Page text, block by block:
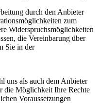
durch den Anbieter
zum
Widerspruchsmöglichkeiten
die Vereinbarung über
Sie in der
uns als auch dem Anbieter
die Möglichkeit Ihre Rechte
Voraussetzungen